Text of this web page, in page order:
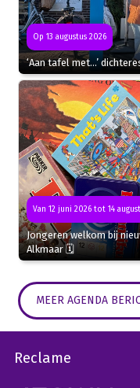
Op 13 augustus 2026
‘Aan tafel met…’
Van 12 juni 2026 tot 14
Jongeren welkom bij
Alkmaar 🗓
MEER AGENDA
Reclame